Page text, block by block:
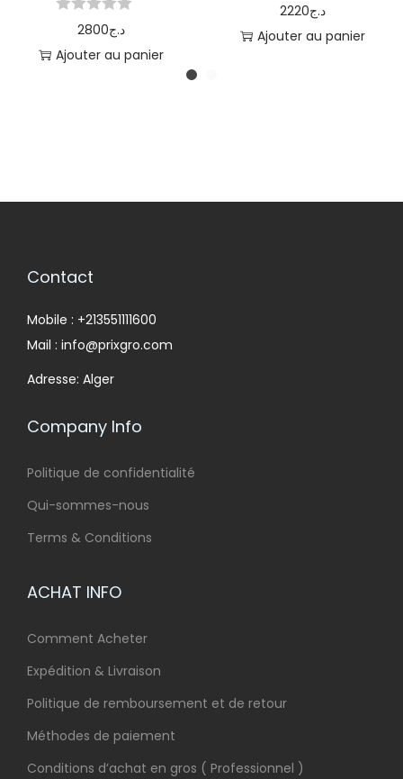
2800د.ج
Ajouter au panier
2220د.ج
Ajouter au panier
Contact
Mobile : +213551111600
Mail : info@prixgro.com
Adresse: Alger
Company Info
Politique de confidentialité
Qui-sommes-nous
Terms & Conditions
ACHAT INFO
Comment Acheter
Expédition & Livraison
Politique de remboursement et de retour
Méthodes de paiement
Conditions d’achat en gros ( Professionnel )